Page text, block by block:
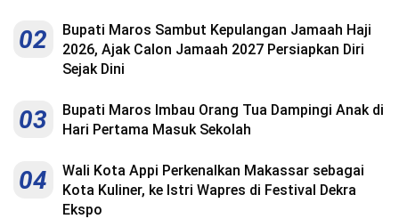
02
Bupati Maros Sambut Kepulangan Jamaah Haji
2026, Ajak Calon Jamaah 2027 Persiapkan Diri
Sejak Dini
03
Bupati Maros Imbau Orang Tua Dampingi Anak di
Hari Pertama Masuk Sekolah
04
Wali Kota Appi Perkenalkan Makassar sebagai
Kota Kuliner, ke Istri Wapres di Festival Dekra
Ekspo